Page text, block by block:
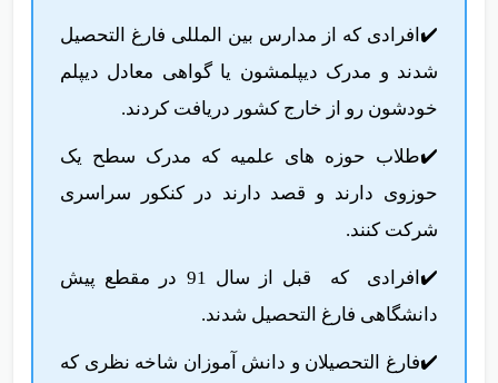
✔️افرادی که از مدارس بین المللی فارغ التحصیل
شدند و مدرک دیپلمشون یا گواهی معادل دیپلم
خودشون رو از خارج کشور دریافت کردند.
✔️طلاب حوزه ‌های علمیه که مدرک سطح یک
حوزوی دارند و قصد دارند در کنکور سراسری
شرکت کنند.
✔️افرادی که قبل از سال 91 در مقطع پیش
دانشگاهی فارغ التحصیل شدند.
✔️فارغ ‌التحصیلان و دانش ‌آموزان شاخه نظری که